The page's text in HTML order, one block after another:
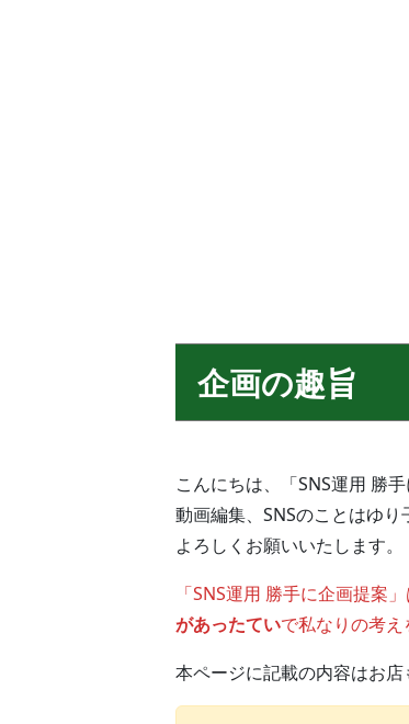
企画の趣旨
こんにちは、「SNS運用 勝
動画編集、SNSのことはゆり
よろしくお願いいたします。
「SNS運用 勝手に企画提案
があったていで私なりの考
本ページに記載の内容はお